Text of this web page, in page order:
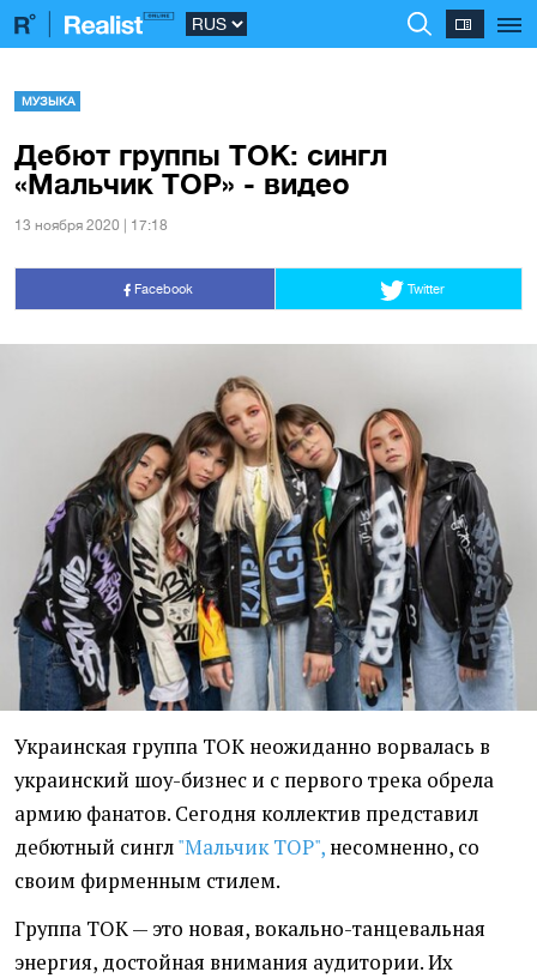
МУЗЫКА
Дебют группы TOK: сингл
«Мальчик TOP» - видео
13 ноября 2020 | 17:18
Facebook Twitter
Украинская группа TOK неожиданно ворвалась в
украинский шоу-бизнес и с первого трека обрела
армию фанатов. Сегодня коллектив представил
дебютный сингл"Мальчик TOP", несомненно, со
своим фирменным стилем.
Группа ТОК — это новая, вокально-танцевальная
энергия, достойная внимания аудитории. Их